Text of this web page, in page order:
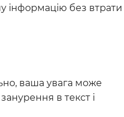
інформацію без втрати
ваша увага може
в текст і